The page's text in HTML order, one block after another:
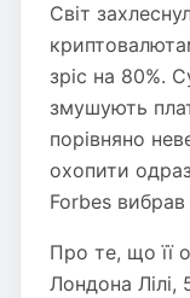
Cвіт
зріс на 80%.
змушують
порівняно
охопити
Forbes вибрав
Про те, що її
Лондона Лілі,